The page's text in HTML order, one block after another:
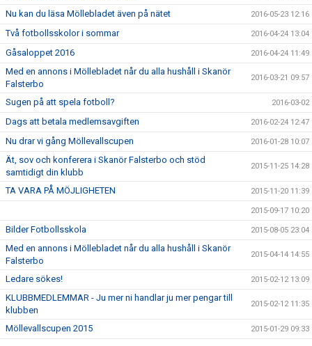
Nu kan du läsa Möllebladet även på nätet 2016-05-23 12:16
Två fotbollsskolor i sommar 2016-04-24 13:04
Gåsaloppet 2016 2016-04-24 11:49
Med en annons i Möllebladet når du alla hushåll i Skanör
Falsterbo
2016-03-21 09:57
Sugen på att spela fotboll? 2016-03-02
Dags att betala medlemsavgiften 2016-02-24 12:47
Nu drar vi gång Möllevallscupen 2016-01-28 10:07
Ät, sov och konferera i Skanör Falsterbo och stöd
samtidigt din klubb
2015-11-25 14:28
TA VARA PÅ MÖJLIGHETEN 2015-11-20 11:39
2015-09-17 10:20
Bilder Fotbollsskola 2015-08-05 23:04
Med en annons i Möllebladet når du alla hushåll i Skanör
Falsterbo
2015-04-14 14:55
Ledare sökes! 2015-02-12 13:09
KLUBBMEDLEMMAR - Ju mer ni handlar ju mer pengar till
klubben
2015-02-12 11:35
Möllevallscupen 2015 2015-01-29 09:33